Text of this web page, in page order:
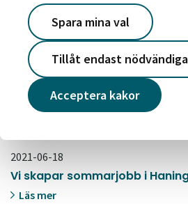
Acceptera kakor
Spara mina val
Tillåt endast nödvändiga
Vi arrangerar fotbollsskola
Borås AIK
Läs mer
2021-06-21
Insats mot olovlig
2021-06-18
Vi skapar sommarjobb i
Läs mer